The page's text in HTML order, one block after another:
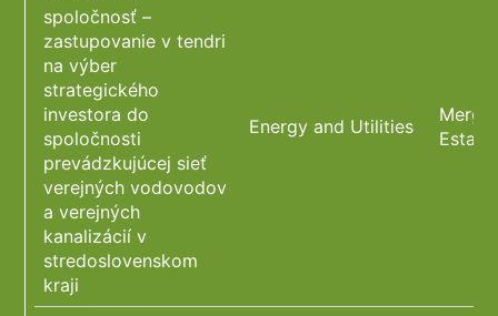
spoločnosť –
zastupovanie v tendri
na výber
strategického
investora do
spoločnosti
prevádzkujúcej sieť
verejných vodovodov
a verejných
kanalizácií v
stredoslovenskom
kraji
Energy and Utilities